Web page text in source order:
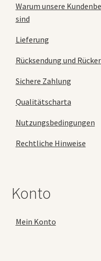
Warum unsere
sind
Lieferung
Rücksendung und
Sichere Zahlung
Qualitätscharta
Nutzungsbedingungen
Rechtliche Hinweise
Konto
Mein Konto